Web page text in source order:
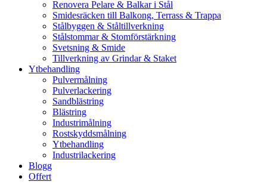
Renovera Pelare & Balkar i Stål
Smidesräcken till Balkong, Terrass & Trappa
Stålbyggen & Ståltillverkning
Stålstommar & Stomförstärkning
Svetsning & Smide
Tillverkning av Grindar & Staket
Ytbehandling
Pulvermålning
Pulverlackering
Sandblästring
Blästring
Industrimålning
Rostskyddsmålning
Ytbehandling
Industrilackering
Blogg
Offert